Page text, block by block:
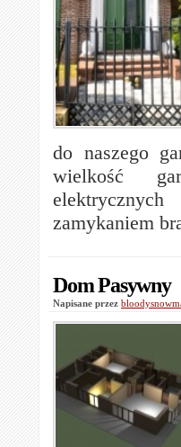
do naszego
wielkość
zamykaniem
Dom Pasywny
Napisane przez